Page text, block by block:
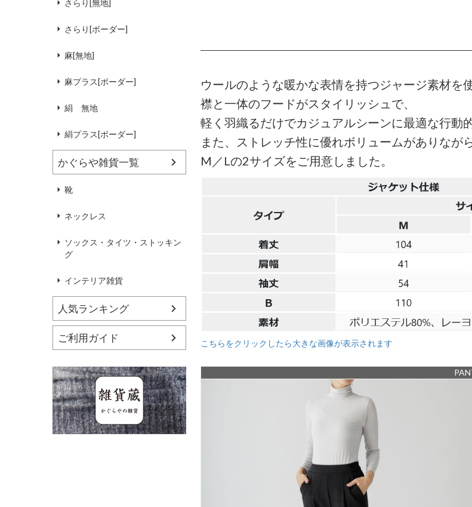
さらり[無地]
さらり[ボーダー]
麻[無地]
麻プラス[ボーダー]
絹 無地
絹プラス[ボーダー]
かぐらや雑貨一覧
靴
ネックレス
ソックス・タイツ・ストッキン
グ
インテリア雑貨
人気ランキング
ご利用ガイド
ウールのような暖かな表情を持つジャージ素材を
襟と一体のフードがスタイリッシュで、
軽く羽織るだけでカジュアルシーンに最適な行動
また、ストレッチ性に優れボリュームがありなが
M／Lの2サイズをご用意しました。
こちらをクリックしたら大きな画像が表示されます